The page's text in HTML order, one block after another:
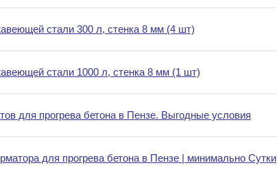
стали 300 л, стенка 8 мм (4 шт)
стали 1000 л, стенка 8 мм (1 шт)
для прогрева бетона в Пензе. Выгодные условия
для прогрева бетона в Пензе | минимально Сутки